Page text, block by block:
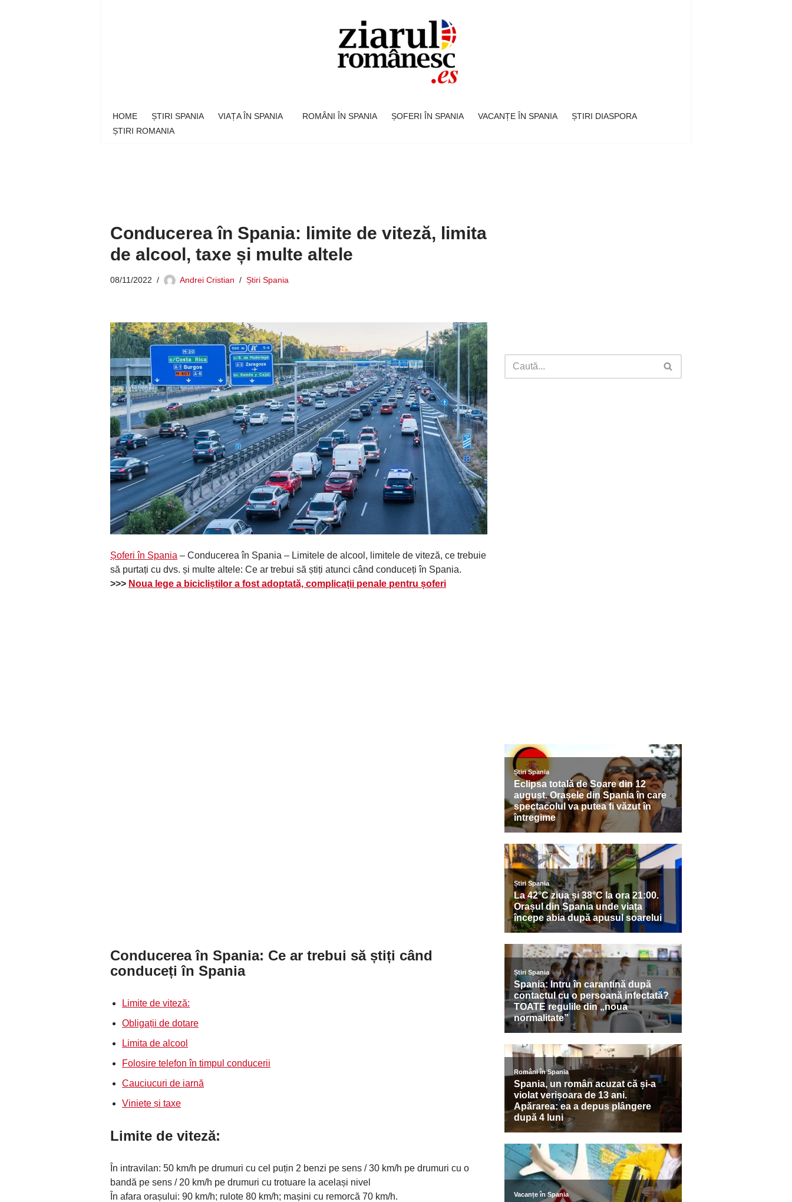
HOME ȘTIRI SPANIA VIAȚA ÎN SPANIA ROMÂNI ÎN SPANIA ȘOFERI ÎN SPANIA VACANȚE ÎN SPANIA
ȘTIRI DIASPORA
ȘTIRI ROMANIA
Conducerea în Spania: limite de viteză, limita
de alcool, taxe și multe altele
08/11/2022 Andrei Cristian Știri Spania
Șoferi în Spania – Conducerea în Spania – Limitele de alcool, limitele de viteză, ce trebuie
să purtați cu dvs. și multe altele: Ce ar trebui să știți atunci când conduceți în Spania.
>>> Noua lege a bicicliștilor a fost adoptată, complicații penale pentru șoferi
Conducerea în Spania: Ce ar trebui să știți când
conduceți în Spania
Limite de viteză:
Obligații de dotare
Limita de alcool
Folosire telefon în timpul conducerii
Cauciucuri de iarnă
Viniete și taxe
Limite de viteză:
În intravilan: 50 km/h pe drumuri cu cel puțin 2 benzi pe sens / 30 km/h pe drumuri cu o
bandă pe sens / 20 km/h pe drumuri cu trotuare la același nivel
În afara orașului: 90 km/h; rulote 80 km/h; mașini cu remorcă 70 km/h.